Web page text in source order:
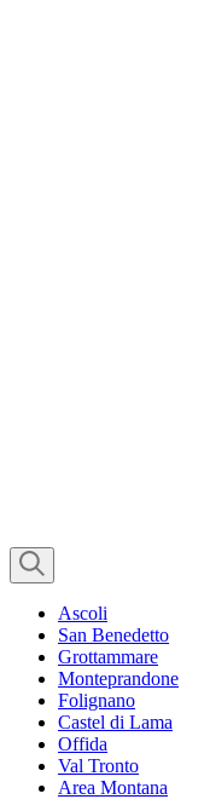
Ascoli
San Benedetto
Grottammare
Monteprandone
Folignano
Castel di Lama
Offida
Val Tronto
Area Montana